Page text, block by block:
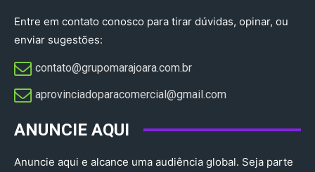
Entre em contato conosco para tirar dúvidas, opinar, ou
enviar sugestões:
contato@grupomarajoara.com.br
aprovinciadoparacomercial@gmail.com​
ANUNCIE AQUI
Anuncie aqui e alcance uma audiência global. Seja parte